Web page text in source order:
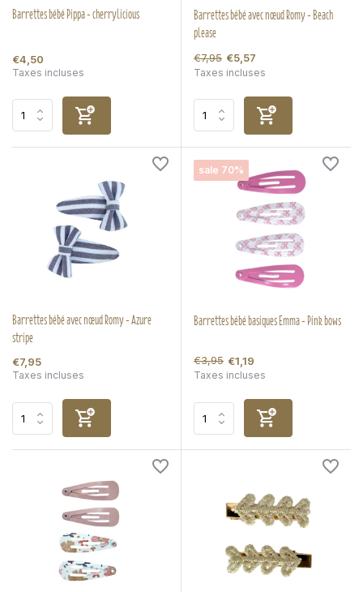
Barrettes bébé Pippa - cherrylicious
€4,50
Taxes incluses
Barrettes bébé avec nœud Romy - Beach
please
€7,95 €5,57
Taxes incluses
Barrettes bébé avec nœud Romy - Azure
stripe
€7,95
Taxes incluses
sale 70%
Barrettes bébé basiques Emma - Pink bows
€3,95 €1,19
Taxes incluses